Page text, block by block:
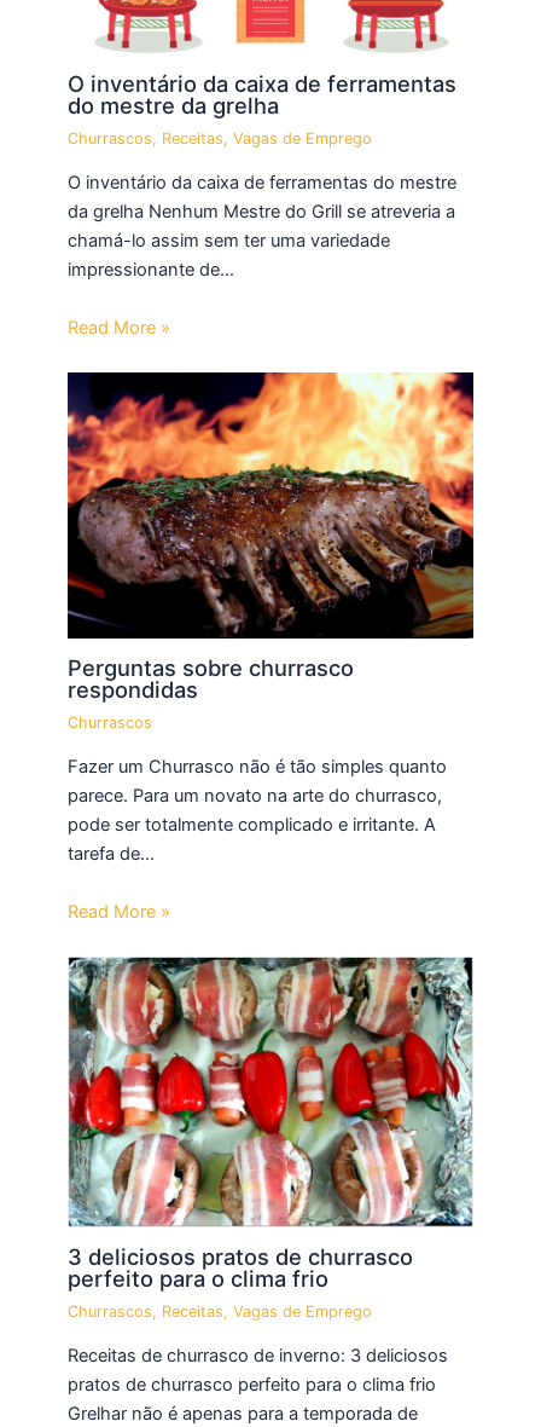
O inventário da caixa de ferramentas
do mestre da grelha
Churrascos, Receitas,Vagas de Emprego
O inventário da caixa de ferramentas do mestre
da grelha Nenhum Mestre do Grill se atreveria a
chamá-lo assim sem ter uma variedade
impressionante de…
Read More »
Perguntas sobre churrasco
respondidas
Churrascos
Fazer um Churrasco não é tão simples quanto
parece. Para um novato na arte do churrasco,
pode ser totalmente complicado e irritante. A
tarefa de…
Read More »
3 deliciosos pratos de churrasco
perfeito para o clima frio
Churrascos, Receitas,Vagas de Emprego
Receitas de churrasco de inverno: 3 deliciosos
pratos de churrasco perfeito para o clima frio
Grelhar não é apenas para a temporada de